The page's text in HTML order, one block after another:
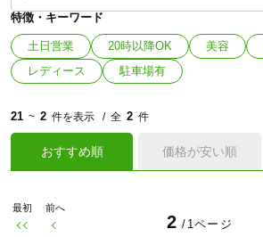
特徴・キーワード
土日営業 20時以降OK 美容
レディース
駐車場有
21 ~ 2 件を表示 全 2 件
おすすめ順 価格が安い順
最初 前へ
2 /1ページ